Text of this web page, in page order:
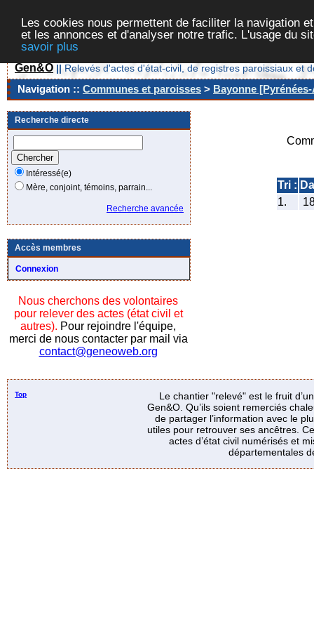
Les cookies nous permettent de faciliter la navigation
et les annonces et d'analyser notre trafic. L'usage du
savoir plus
Gen&O || Relevés d'actes d'état-civil, de registres paroissiaux et
Navigation :: Communes et paroisses > Bayonne
Recherche directe
Intéressé(e)
Mère, conjoint, témoins, parrain...
Recherche avancée
Accès membres
Connexion
Nous cherchons des volontaires
pour relever des actes (état civil et
autres). Pour rejoindre l'équipe,
merci de nous contacter par mail via
contact@geneoweb.org
Tri :
1.
Top
Le chantier "relevé" est le fruit
Gen&O. Qu’ils soient remerciés
de partager l’information avec le
utiles pour retrouver ses ancêtres.
actes d’état civil numérisés et
départementales